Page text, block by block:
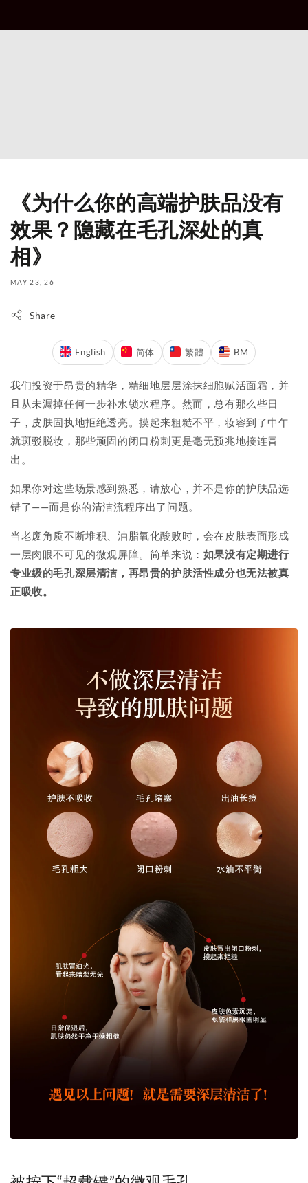
《为什么你的高端护肤品没有
效果？隐藏在毛孔深处的真
相》
MAY 23, 26
Share
English 简体 繁體 BM
我们投资于昂贵的精华，精细地层层涂抹细胞赋活面霜，并
且从未漏掉任何一步补水锁水程序。然而，总有那么些日
子，皮肤固执地拒绝透亮。摸起来粗糙不平，妆容到了中午
就斑驳脱妆，那些顽固的闭口粉刺更是毫无预兆地接连冒
出。
如果你对这些场景感到熟悉，请放心，并不是你的护肤品选
错了——而是你的清洁流程序出了问题。
当老废角质不断堆积、油脂氧化酸败时，会在皮肤表面形成
一层肉眼不可见的微观屏障。简单来说： 如果没有定期进行
专业级的毛孔深层清洁，再昂贵的护肤活性成分也无法被真
正吸收。